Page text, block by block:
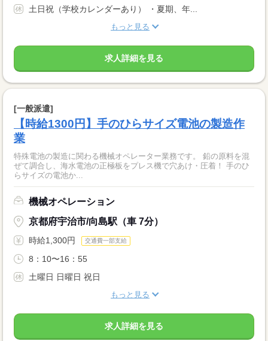
土日祝（学校カレンダーあり） ・夏期、年...
もっと見る
求人詳細を見る
[一般派遣]
【時給1300円】手のひらサイズ電池の製造作
業
特殊電池の製造に関わる機械オペレーター業務です。 鉛の原料を混
ぜて調合し、海水電池の正極板をプレス機で穴あけ・圧着！ 手のひ
らサイズの電池か...
機械オペレーション
京都府宇治市/向島駅（車 7分）
時給1,300円 交通費一部支給
8：10〜16：55
土曜日 日曜日 祝日
もっと見る
求人詳細を見る